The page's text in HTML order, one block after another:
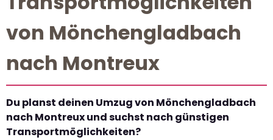
von Mönchengladbach
nach Montreux
Du planst deinen Umzug von Mönchengladbach
nach Montreux und suchst nach günstigen
Transportmöglichkeiten?